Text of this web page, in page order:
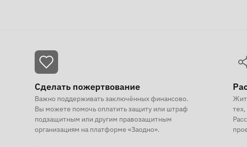
Сделать пожертвование
Важно поддерживать заключённых финансово.
Вы можете помочь оплатить защиту или штраф
подзащитным или другим правозащитным
организациям на платформе «Заодно».